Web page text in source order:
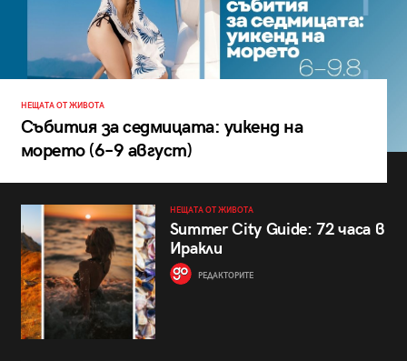
НЕЩАТА ОТ ЖИВОТА
Събития за седмицата: уикенд на
морето (6–9 август)
НЕЩАТА ОТ ЖИВОТА
Summer City Guide: 72 часа в
Иракли
РЕДАКТОРИТЕ